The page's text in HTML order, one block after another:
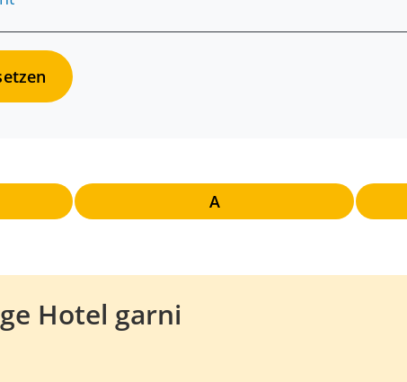
A
Hotel garni